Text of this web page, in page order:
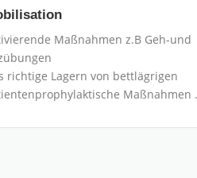
Maßnahmen z.B Geh-und
richtige Lagern von bettlägrigen
Maßnahmen